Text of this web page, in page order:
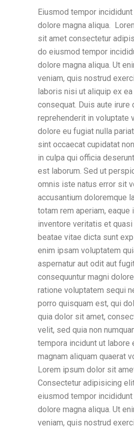
Eiusmod tempor
dolore magna aliqua.
sit amet consectetur
do eiusmod tempor
dolore magna aliqua. Ut
veniam, quis nostrud
laboris nisi ut aliquip ex
consequat. Duis aute irure
reprehenderit in voluptate
dolore eu fugiat nulla
sint occaecat cupidatat
in culpa qui officia
est laborum. Sed ut
omnis iste natus error sit
accusantium doloremque
totam rem aperiam, eaque
inventore veritatis et
beatae vitae dicta sunt
enim ipsam voluptatem
aspernatur aut odit aut
consequuntur magni
ratione voluptatem sequi
porro quisquam est, qui
quia dolor sit amet,
velit, sed quia non
tempora incidunt ut labore
magnam aliquam quaerat
Lorem ipsum dolor sit
Consectetur adipisicing
eiusmod tempor
dolore magna aliqua. Ut
veniam, quis nostrud